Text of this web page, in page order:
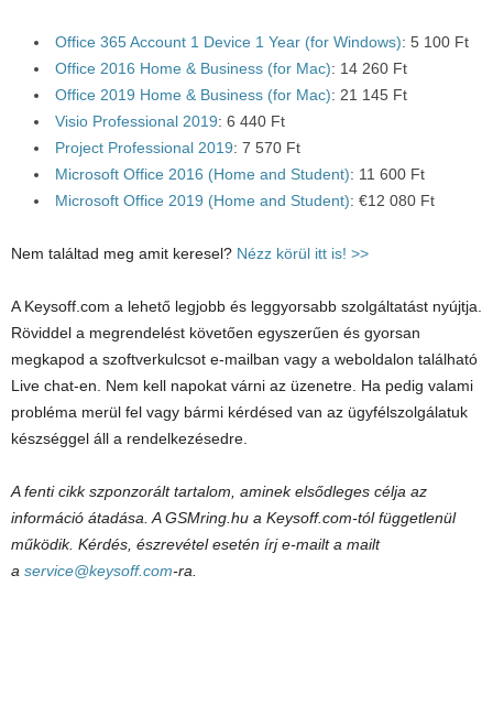
Office 365 Account 1 Device 1 Year (for Windows): 5 100 Ft
Office 2016 Home & Business (for Mac): 14 260 Ft
Office 2019 Home & Business (for Mac): 21 145 Ft
Visio Professional 2019: 6 440 Ft
Project Professional 2019: 7 570 Ft
Microsoft Office 2016 (Home and Student): 11 600 Ft
Microsoft Office 2019 (Home and Student): €12 080 Ft
Nem találtad meg amit keresel? Nézz körül itt is! >>
A Keysoff.com a lehető legjobb és leggyorsabb szolgáltatást nyújtja.
Röviddel a megrendelést követően egyszerűen és gyorsan
megkapod a szoftverkulcsot e-mailban vagy a weboldalon található
Live chat-en. Nem kell napokat várni az üzenetre. Ha pedig valami
probléma merül fel vagy bármi kérdésed van az ügyfélszolgálatuk
készséggel áll a rendelkezésedre.
A fenti cikk szponzorált tartalom, aminek elsődleges célja az
információ átadása. A GSMring.hu a Keysoff.com-tól függetlenül
működik. Kérdés, észrevétel esetén írj e-mailt a mailt
a service@keysoff.com-ra.